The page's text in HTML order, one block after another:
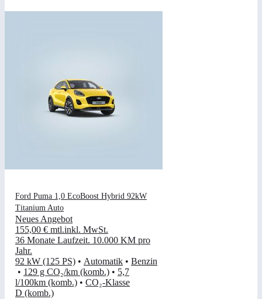
Ford Puma 1,0 EcoBoost Hybrid 92kW
Titanium Auto
Neues Angebot
155,00 € mtl.inkl. MwSt.
36 Monate Laufzeit. 10.000 KM pro
Jahr.
92 kW (125 PS) • Automatik • Benzin
• 129 g CO₂/km (komb.) • 5,7
l/100km (komb.) • CO₂-Klasse
D (komb.)